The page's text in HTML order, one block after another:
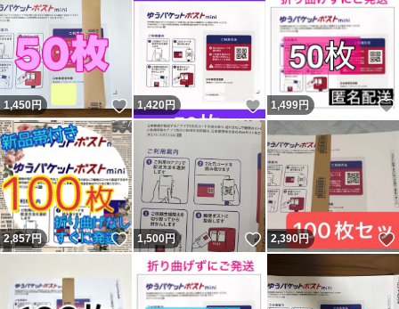
1,450円 いいね！
1,420 円 いいね！
1,499円
2,857円 いいね！
1,500円 いいね！
2,390円